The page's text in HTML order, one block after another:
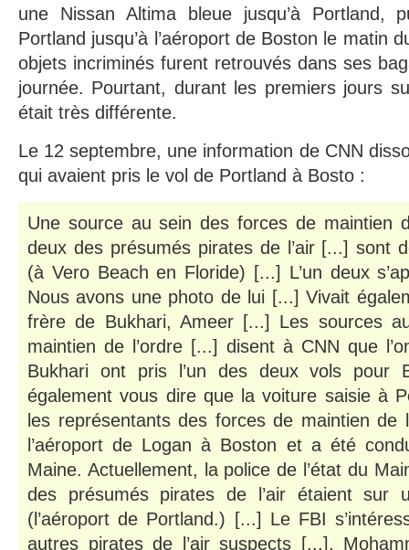
une Nissan Altima bleue jusqu’à
Portland jusqu’à l’aéroport de Boston le matin
objets incriminés furent retrouvés dans ses
journée. Pourtant, durant les premiers jours
était très différente.
Le 12 septembre, une information de CNN
qui avaient pris le vol de Portland à Bosto :
Une source au sein des forces de maintien
deux des présumés pirates de l’air [...] sont
(à Vero Beach en Floride) [...] L’un deux
Nous avons une photo de lui [...] Vivait
frère de Bukhari, Ameer [...] Les sources
maintien de l’ordre [...] disent à CNN que
Bukhari ont pris l’un des deux vols pour
également vous dire que la voiture saisie à
les représentants des forces de maintien de
l’aéroport de Logan à Boston et a été
Maine. Actuellement, la police de l’état du
des présumés pirates de l’air étaient sur
(l’aéroport de Portland.) [...] Le FBI
autres pirates de l’air suspects [...],